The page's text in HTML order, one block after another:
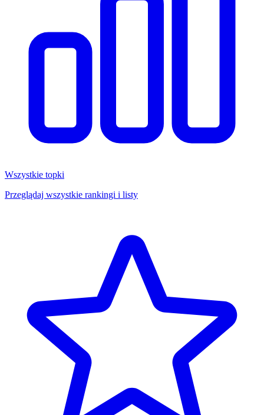
Wszystkie topki
Przeglądaj wszystkie rankingi i listy